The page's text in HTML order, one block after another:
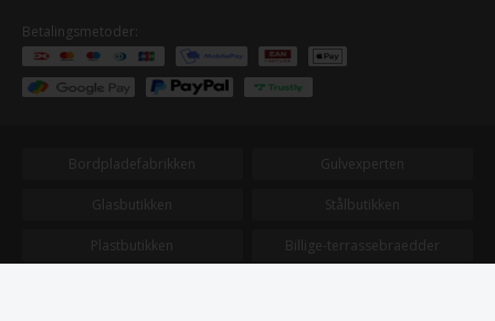
Betalingsmetoder:
Bordpladefabrikken Gulvexperten
Glasbutikken Stålbutikken
Plastbutikken Billige-terrassebraedder